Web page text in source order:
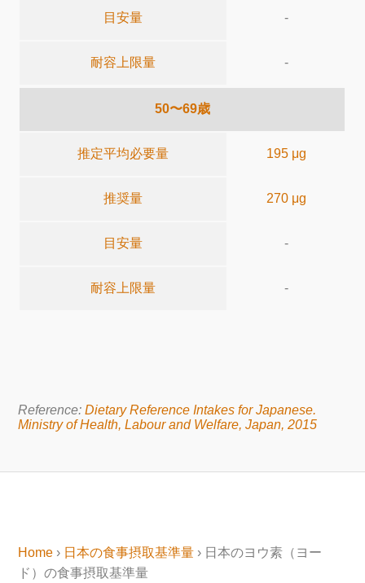
目安量 -
耐容上限量 -
50〜69歳
推定平均必要量 195 μg
推奨量 270 μg
目安量 -
耐容上限量 -
Reference:Dietary Reference Intakes for Japanese.
Ministry of Health, Labour and Welfare, Japan, 2015
Home › 日本の食事摂取基準量 › 日本のヨウ素（ヨー
ド）の食事摂取基準量